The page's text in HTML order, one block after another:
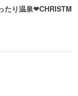
り温泉❤CHRISTM